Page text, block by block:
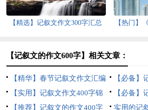
【精选】记叙文作文300字汇总
【热门】
【记叙文的作文600字】相关文章：
【精华】春节记叙文作文汇编
十篇
【必备】
汇总5篇
【实用】记叙文作文400字锦
集七篇
【必备】
编八篇
【推荐】记叙文的作文400字 实用的记